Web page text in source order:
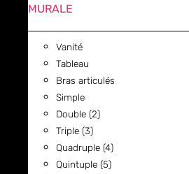
MURALE
Vanité
Tableau
Bras articulés
Simple
Double (2)
Triple (3)
Quadruple (4)
Quintuple (5)